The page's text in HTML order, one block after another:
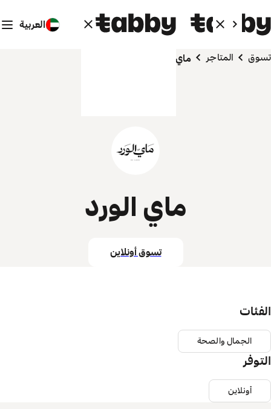
العربية
تسوق المتاجر ماي الورد
ماي الورد
تسوق أونلاين
الفئات
الجمال والصحة
التوفر
أونلاين